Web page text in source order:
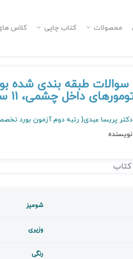
محصولات کتاب چاپی کلاس
طبقه بندی شده
داخل چشمی، 11 سال از 1385 تا 1395
دکتر پریسا عبدی( رتبه دوم آزمون بورد
نویسنده
شومیز
وزیری
رنگی